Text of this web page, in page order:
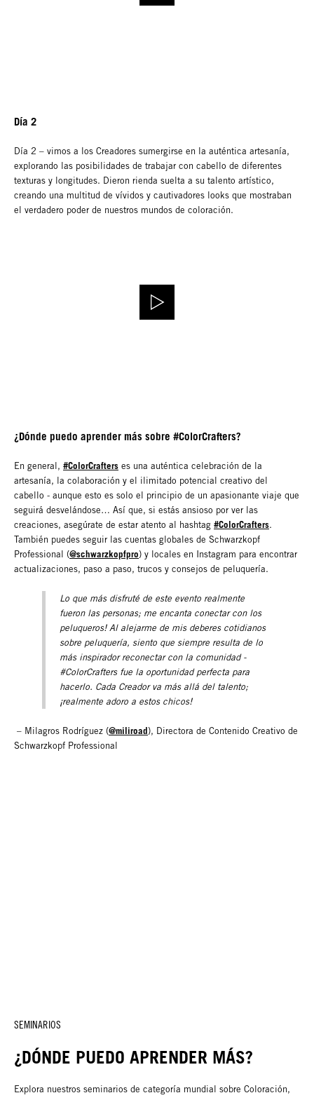
Día 2
Día 2 – vimos a los Creadores sumergirse en la auténtica artesanía,
explorando las posibilidades de trabajar con cabello de diferentes
texturas y longitudes. Dieron rienda suelta a su talento artístico,
creando una multitud de vívidos y cautivadores looks que mostraban
el verdadero poder de nuestros mundos de coloración.
¿Dónde puedo aprender más sobre #ColorCrafters?
En general, #ColorCrafters es una auténtica celebración de la
artesanía, la colaboración y el ilimitado potencial creativo del
cabello - aunque esto es solo el principio de un apasionante viaje que
seguirá desvelándose… Así que, si estás ansioso por ver las
creaciones, asegúrate de estar atento al hashtag #ColorCrafters.
También puedes seguir las cuentas globales de Schwarzkopf
Professional (@schwarzkopfpro) y locales en Instagram para encontrar
actualizaciones, paso a paso, trucos y consejos de peluquería.
Lo que más disfruté de este evento realmente
fueron las personas; me encanta conectar con los
peluqueros! Al alejarme de mis deberes cotidianos
sobre peluquería, siento que siempre resulta de lo
más inspirador reconectar con la comunidad -
#ColorCrafters fue la oportunidad perfecta para
hacerlo. Cada Creador va más allá del talento;
¡realmente adoro a estos chicos!
– Milagros Rodríguez (@miliroad), Directora de Contenido Creativo de
Schwarzkopf Professional
SEMINARIOS
¿DÓNDE PUEDO APRENDER MÁS?
Explora nuestros seminarios de categoría mundial sobre Coloración,